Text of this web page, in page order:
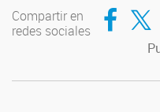
Compartir en
redes sociales